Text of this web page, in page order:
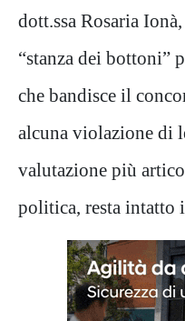
dott.ssa Rosaria
“stanza dei bottoni”
che bandisce il
alcuna violazione di
valutazione più
politica, resta intatto